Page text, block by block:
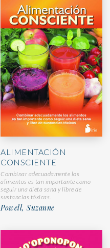
ALIMENTACIÓN
CONSCIENTE
Combinar adecuadamente los
alimentos es tan importante como
seguir una dieta sana y libre de
sustancias tóxicas.
Powell, Suzanne